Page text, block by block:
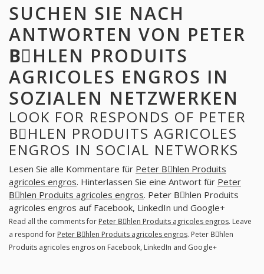
SUCHEN SIE NACH
ANTWORTEN VON PETER
BِHLEN PRODUITS
AGRICOLES ENGROS IN
SOZIALEN NETZWERKEN
LOOK FOR RESPONDS OF PETER
BِHLEN PRODUITS AGRICOLES
ENGROS IN SOCIAL NETWORKS
Lesen Sie alle Kommentare für Peter Bِhlen Produits
agricoles engros. Hinterlassen Sie eine Antwort für Peter
Bِhlen Produits agricoles engros. Peter Bِhlen Produits
agricoles engros auf Facebook, LinkedIn und Google+
Read all the comments for Peter Bِhlen Produits agricoles engros. Leave
a respond for Peter Bِhlen Produits agricoles engros. Peter Bِhlen
Produits agricoles engros on Facebook, LinkedIn and Google+